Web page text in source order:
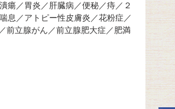
瘍／胃炎／肝臓病／便秘／痔／２
息／アトピー性皮膚炎／花粉症／
前立腺がん／前立腺肥大症／肥満